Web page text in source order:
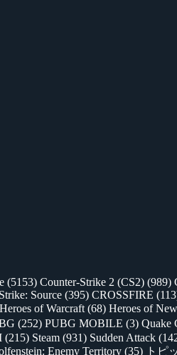
(5153) Counter-Strike 2 (CS2) (989)
Source (395) CROSSFIRE
of Warcraft (68) Heroes of
(252) PUBG MOBILE (3) Quake
(215) Steam (931) Sudden Attack
Enemy Territory (35) トピ